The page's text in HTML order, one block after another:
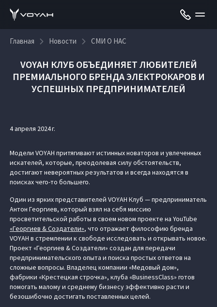
Главная Новости СМИ О НАС
VOYAH КЛУБ ОБЪЕДИНЯЕТ ЛЮБИТЕЛЕЙ
ПРЕМИАЛЬНОГО БРЕНДА ЭЛЕКТРОКАРОВ И
УСПЕШНЫХ ПРЕДПРИНИМАТЕЛЕЙ
4 апреля 2024 г.
Модели VOYAH притягивают истинных новаторов и увлеченных
искателей, которые, преодолевая силу обстоятельств,
достигают невероятных результатов и всегда находятся в
поисках чего-то большего.
Один из ярких представителей VOYAH Клуб — предприниматель
Антон Георгиев, который взял на себя миссию
просветительской работы в своем новом проекте на YouTube
«Георгиев & Создатели», что отражает философию бренда
VOYAH в стремлении к свободе исследовать и открывать новое.
Проект «Георгиев & Создатели» создан для передачи
предпринимательского опыта и поиска простых ответов на
сложные вопросы. Владелец компании «Медовый дом»,
фабрики «Крестецкая строчка», клуба «BusinessClass» готов
помогать малому и среднему бизнесу эффективно расти и
безошибочно достигать поставленных целей.